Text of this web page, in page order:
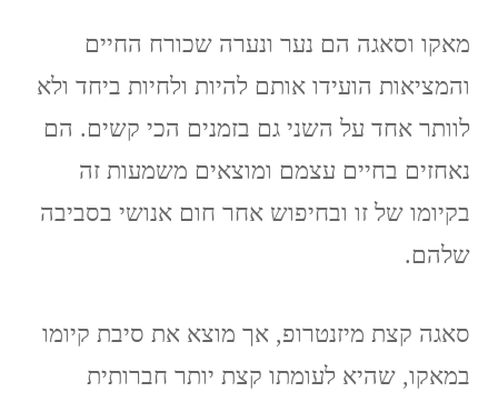
מאקו וסאגה הם נער ונערה שכורח החיים
והמציאות הועידו אותם להיות ולחיות ביחד ולא
לוותר אחד על השני גם בזמנים הכי קשים. הם
נאחזים בחיים עצמם ומוצאים משמעות זה
בקיומו של זו ובחיפוש אחר חום אנושי בסביבה
שלהם.
סאגה קצת מיזנטרופ, אך מוצא את סיבת קיומו
במאקו, שהיא לעומתו קצת יותר חברותית